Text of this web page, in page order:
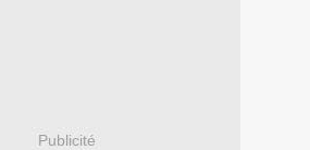
Publicité